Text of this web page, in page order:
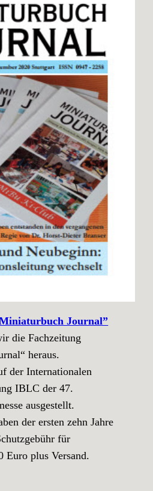
Journal”
die Fachzeitung
heraus.
der Internationalen
IBLC der 47.
ausgestellt.
der ersten zehn Jahre
für
Euro plus Versand.